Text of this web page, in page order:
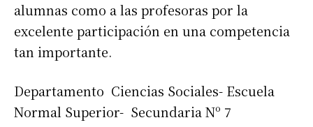
alumnas como a las profesoras por la
excelente participación en una competencia
tan importante.
Departamento Ciencias Sociales- Escuela
Normal Superior- Secundaria Nº 7